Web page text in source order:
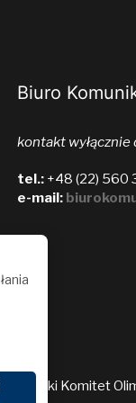
Biuro
kontakt wyłącznie
tel.:+48 (22) 560
e-mail:
Polski Komitet